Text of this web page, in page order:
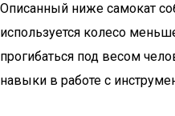
Описанный ниже самокат
используется колесо
прогибаться под весом
навыки в работе с